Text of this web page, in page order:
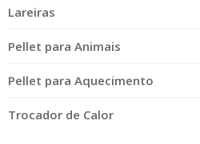
Lareiras
Pellet para Animais
Pellet para Aquecimento
Trocador de Calor